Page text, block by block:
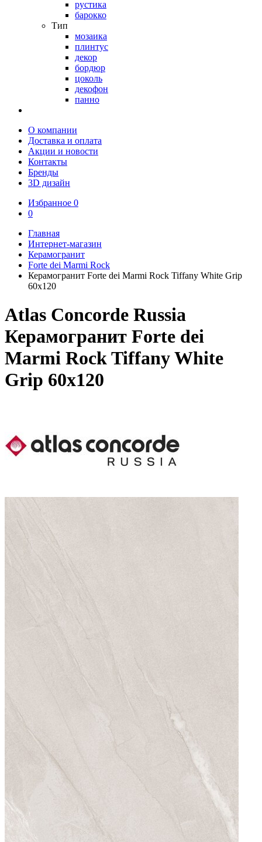
рустика
барокко
Тип
мозаика
плинтус
декор
бордюр
цоколь
декофон
панно
О компании
Доставка и оплата
Акции и новости
Контакты
Бренды
3D дизайн
Избранное 0
0
Главная
Интернет-магазин
Керамогранит
Forte dei Marmi Rock
Керамогранит Forte dei Marmi Rock Tiffany White Grip
60x120
Atlas Concorde Russia
Керамогранит Forte dei
Marmi Rock Tiffany White
Grip 60x120